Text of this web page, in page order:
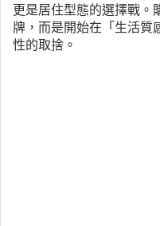
更是居住型態的選擇戰。
牌，而是開始在「生活質
性的取捨。